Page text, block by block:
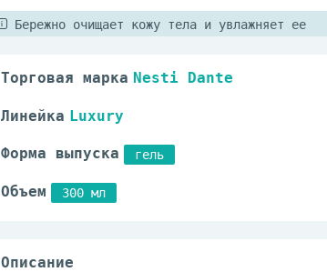
Бережно очищает кожу тела и увлажняет ее
Торговая марка Nesti Dante
Линейка Luxury
Форма выпуска гель
Объем 300 мл
Описание